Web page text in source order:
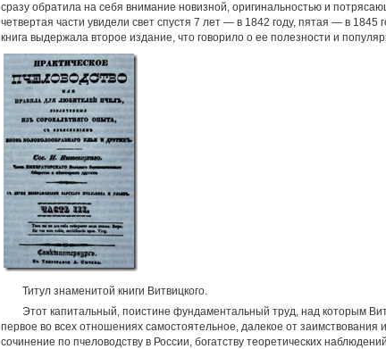
сразу обратила на себя внимание новизной, оригинально­стью и
четвертая части увидели свет спустя 7 лет — в 1842 году, пятая — в 1845
книга выдержала второе издание, что говорило о ее по­лезности и
Титул знаменитой книги Витвицкого.
Этот капитальный, поистине фундаментальный труд, над которым
первое во всех отношениях самостоятельное, далекое от
сочинение по пчеловодству в России, богатству теоретических